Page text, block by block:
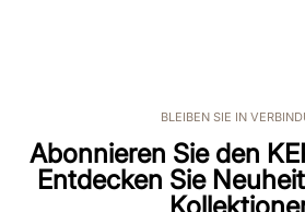
BLEIBEN SIE IN
Abonnieren Sie den
Entdecken Sie